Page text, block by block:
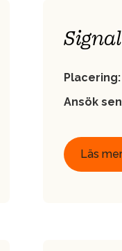
Placering:
Ansök
Läs